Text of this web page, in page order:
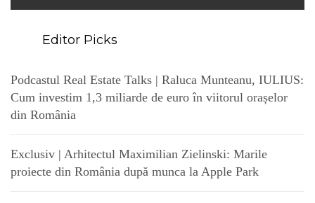
Editor Picks
Podcastul Real Estate Talks | Raluca Munteanu, IULIUS:
Cum investim 1,3 miliarde de euro în viitorul orașelor
din România
Exclusiv | Arhitectul Maximilian Zielinski: Marile
proiecte din România după munca la Apple Park